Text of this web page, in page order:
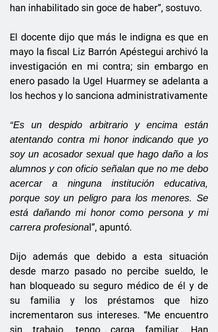
han inhabilitado sin goce de haber”, sostuvo.
El docente dijo que más le indigna es que en
mayo la fiscal Liz Barrón Apéstegui archivó la
investigación en mi contra; sin embargo en
enero pasado la Ugel Huarmey se adelanta a
los hechos y lo sanciona administrativamente
“Es un despido arbitrario y encima están
atentando contra mi honor indicando que yo
soy un acosador sexual que hago daño a los
alumnos y con oficio señalan que no me debo
acercar a ninguna institución educativa,
porque soy un peligro para los menores. Se
está dañando mi honor como persona y mi
carrera profesional”, apuntó.
Dijo además que debido a esta situación
desde marzo pasado no percibe sueldo, le
han bloqueado su seguro médico de él y de
su familia y los préstamos que hizo
incrementaron sus intereses. “Me encuentro
sin trabajo, tengo carga familiar. Han